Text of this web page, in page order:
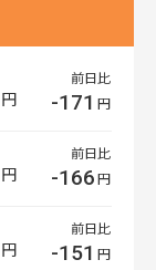
円
前日比
-171 円
円
前日比
-166円
円
前日比
-151 円